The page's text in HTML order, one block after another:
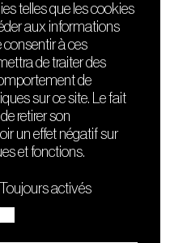
FRIENDS
Nuits sonores
HEAT
Hôtel71
La Gaîté Lyrique
telles que les cookies
aux informations
consentir à ces
de traiter des
de
sur ce site. Le fait
retirer son
un effet négatif sur
et fonctions.
Toujours activés